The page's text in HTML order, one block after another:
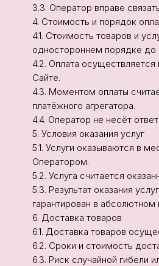
3.3. Оператор вправе
4. Стоимость и порядок
4.1. Стоимость товаров и
одностороннем порядке до
4.2. Оплата
Сайте.
4.3. Моментом оплаты
платёжного агрегатора.
4.4. Оператор не несёт
5. Условия оказания услуг
5.1. Услуги оказываются в
Оператором.
5.2. Услуга считается
5.3. Результат оказания
гарантирован в абсолютном
6. Доставка товаров
6.1. Доставка товаров
6.2. Сроки и стоимость
6.3. Риск случайной гибели